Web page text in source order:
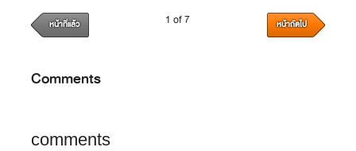
หน้าที่แล้ว 1 of 7 หน้าถัดไป
Comments
comments